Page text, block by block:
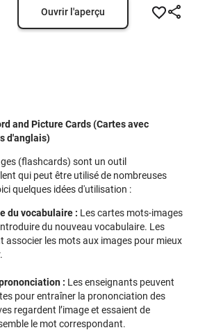
Ouvrir l'aperçu
and Picture Cards (Cartes avec
d'anglais)
(flashcards) sont un outil
qui peut être utilisé de nombreuses
quelques idées d'utilisation :
du vocabulaire : Les cartes mots-images
du nouveau vocabulaire. Les
associer les mots aux images pour mieux
: Les enseignants peuvent
pour entraîner la prononciation des
regardent l’image et essaient de
le mot correspondant.